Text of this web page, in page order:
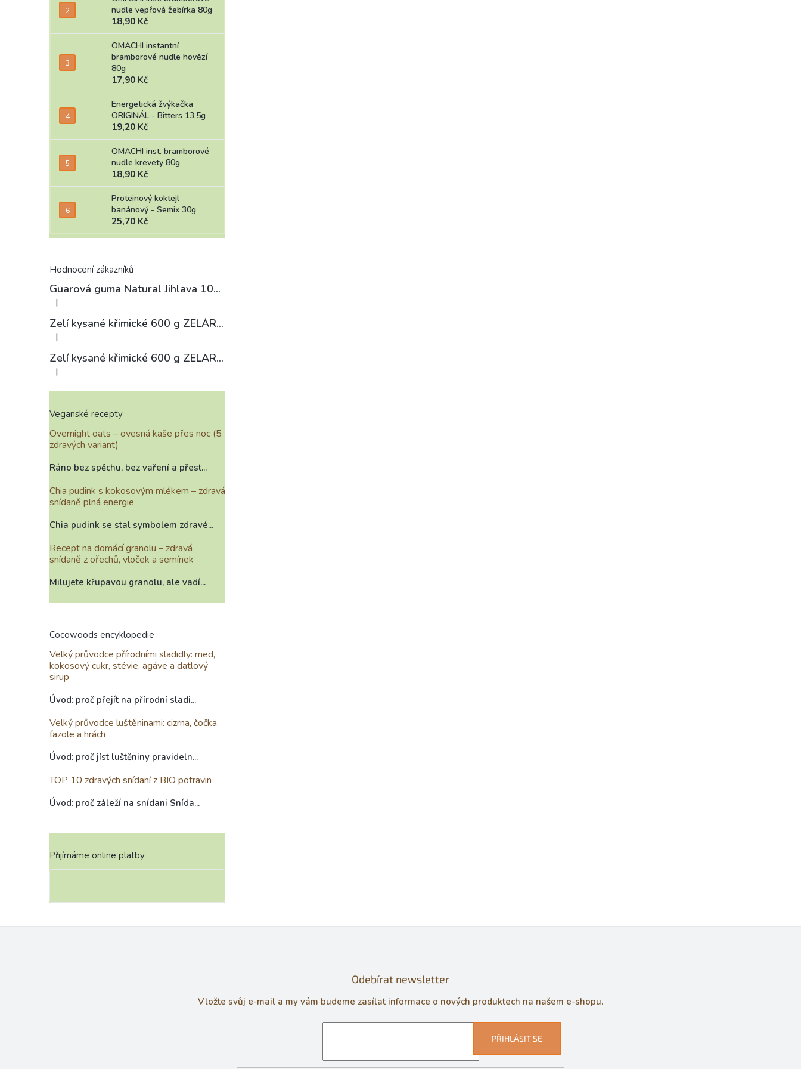
nudle vepřová žebírka 80g
18,90 Kč
OMACHI instantní
bramborové nudle hovězí
80g
17,90 Kč
Energetická žvýkačka
ORIGINÁL - Bitters 13,5g
19,20 Kč
OMACHI inst. bramborové
nudle krevety 80g
18,90 Kč
Proteinový koktejl
banánový - Semix 30g
25,70 Kč
Hodnocení zákazníků
Guarová guma Natural Jihlava 100 g
Hodnocení produktu je 4 z 5 hvězdiček.
|
Zelí kysané křimické 600 g ZELÁRNA LOBKOWICZ
Hodnocení produktu je 3 z 5 hvězdiček.
|
Zelí kysané křimické 600 g ZELÁRNA LOBKOWICZ
Hodnocení produktu je 4 z 5 hvězdiček.
|
Veganské recepty
Overnight oats – ovesná kaše přes noc (5
zdravých variant)
Ráno bez spěchu, bez vaření a přest...
Chia pudink s kokosovým mlékem – zdravá
snídaně plná energie
Chia pudink se stal symbolem zdravé...
Recept na domácí granolu – zdravá
snídaně z ořechů, vloček a semínek
Milujete křupavou granolu, ale vadí...
Cocowoods encyklopedie
Velký průvodce přírodními sladidly: med,
kokosový cukr, stévie, agáve a datlový
sirup
Úvod: proč přejít na přírodní sladi...
Velký průvodce luštěninami: cizrna, čočka,
fazole a hrách
Úvod: proč jíst luštěniny pravideln...
TOP 10 zdravých snídaní z BIO potravin
Úvod: proč záleží na snídani Snída...
Přijímáme online platby
Odebírat newsletter
Vložte svůj e-mail a my vám budeme zasílat informace o nových produktech na našem e-shopu.
PŘIHLÁSIT SE